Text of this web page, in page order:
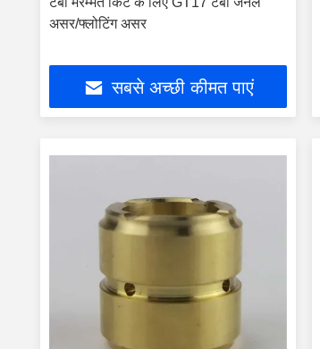
असर/फ्लोटिंग असर
सबसे अच्छी कीमत पाएं